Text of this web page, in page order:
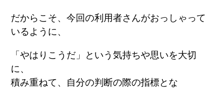
だからこそ、今回の利用者さんがおっしゃって
いるように、
「やはりこうだ」という気持ちや思いを大切
に、
積み重ねて、自分の判断の際の指標とな